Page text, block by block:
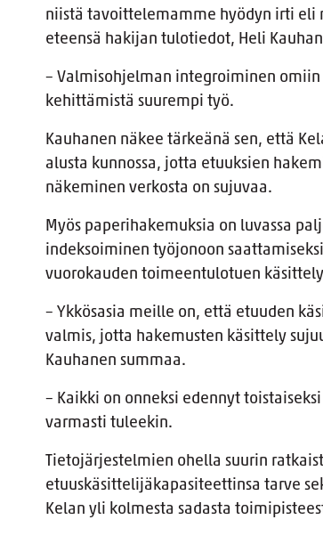
niistä tavoittelemamme hyödyn irti eli
eteensä hakijan tulotiedot, Heli
– Valmisohjelman integroiminen
kehittämistä suurempi työ.
Kauhanen näkee tärkeänä sen, että
alusta kunnossa, jotta etuuksien
näkeminen verkosta on sujuvaa.
Myös paperihakemuksia on luvassa
indeksoiminen työjonoon
vuorokauden toimeentulotuen
– Ykkösasia meille on, että etuuden
valmis, jotta hakemusten käsittely
Kauhanen summaa.
– Kaikki on onneksi edennyt
varmasti tuleekin.
Tietojärjestelmien ohella suurin
etuuskäsittelijäkapasiteettinsa tarve
Kelan yli kolmesta sadasta